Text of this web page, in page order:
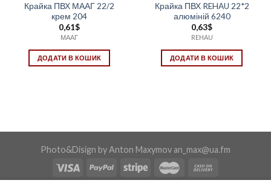
Крайка ПВХ МААГ 22/2
крем 204
0,61$
МААГ
ДОДАТИ В КОШИК
Крайка ПВХ REHAU 22*2
алюміній 6240
0,63$
REHAU
ДОДАТИ В КОШИК
Photo&Disign by Anton Maxymov an_max@ua.fm